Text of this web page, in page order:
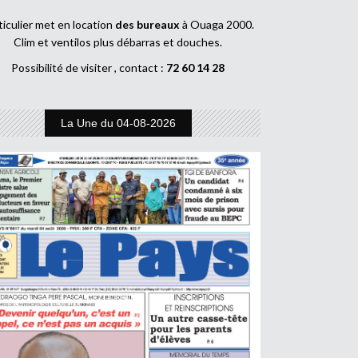
met en location des bureaux à Ouaga 2000.
Clim et ventilos plus débarras et douches.
Possibilité de visiter , contact : 72 60 14 28
La Une du 04-08-2026